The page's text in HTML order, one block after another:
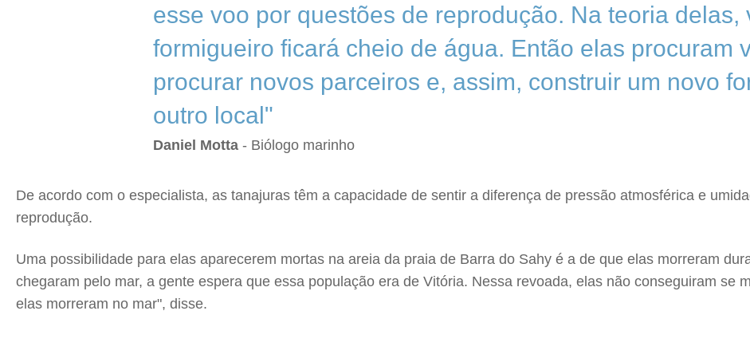
esse voo por questões de reprodução. Na teoria delas,
formigueiro ficará cheio de água. Então elas procuram
procurar novos parceiros e, assim, construir um novo
outro local"
Daniel Motta - Biólogo marinho
De acordo com o especialista, as tanajuras têm a capacidade de sentir a diferença de pressão atmosférica e
reprodução.
Uma possibilidade para elas aparecerem mortas na areia da praia de Barra do Sahy é a de que elas morreram
chegaram pelo mar, a gente espera que essa população era de Vitória. Nessa revoada, elas não conseguiram se
elas morreram no mar", disse.